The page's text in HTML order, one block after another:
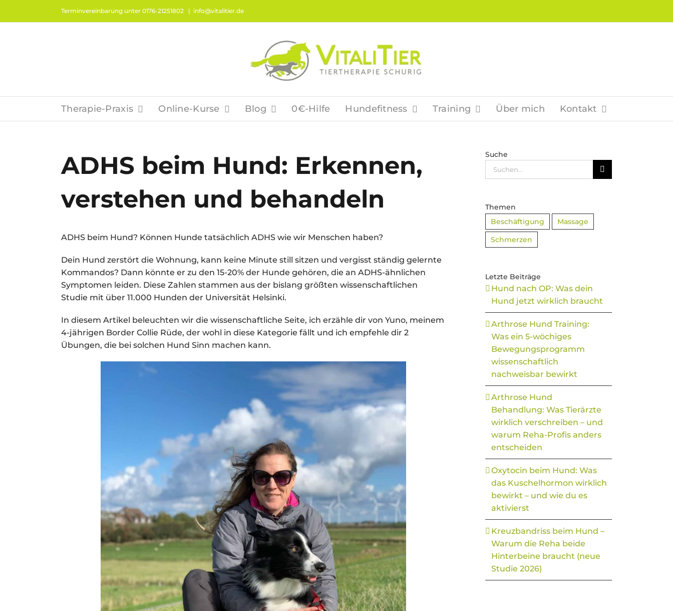
Terminvereinbarung unter 0176-21251802 | info@vitalitier.de
Therapie-Praxis Online-Kurse Blog 0€-Hilfe Hundefitness Training Über mich Kontakt
ADHS beim Hund: Erkennen,
verstehen und behandeln
ADHS beim Hund? Können Hunde tatsächlich ADHS wie wir Menschen haben?
Dein Hund zerstört die Wohnung, kann keine Minute still sitzen und vergisst ständig gelernte
Kommandos? Dann könnte er zu den 15-20% der Hunde gehören, die an ADHS-ähnlichen
Symptomen leiden. Diese Zahlen stammen aus der bislang größten wissenschaftlichen
Studie mit über 11.000 Hunden der Universität Helsinki.
In diesem Artikel beleuchten wir die wissenschaftliche Seite, ich erzähle dir von Yuno, meinem
4-jährigen Border Collie Rüde, der wohl in diese Kategorie fällt und ich empfehle dir 2
Übungen, die bei solchen Hund Sinn machen kann.
Suche
Suche
nach:
Themen
Beschäftigung
Massage
Schmerzen
Letzte Beiträge
Hund nach OP: Was dein
Hund jetzt wirklich braucht
Arthrose Hund Training:
Was ein 5-wöchiges
Bewegungsprogramm
wissenschaftlich
nachweisbar bewirkt
Arthrose Hund
Behandlung: Was Tierärzte
wirklich verschreiben – und
warum Reha-Profis anders
entscheiden
Oxytocin beim Hund: Was
das Kuschelhormon wirklich
bewirkt – und wie du es
aktivierst
Kreuzbandriss beim Hund –
Warum die Reha beide
Hinterbeine braucht (neue
Studie 2026)